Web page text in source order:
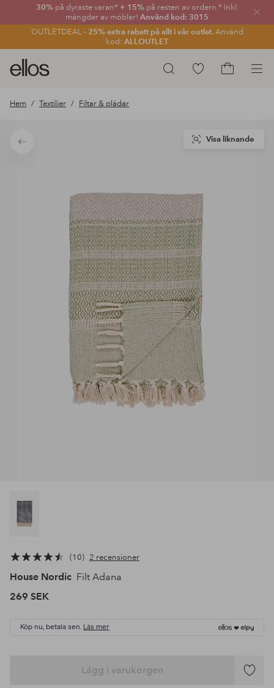
30% på dyraste varan* + 15% på resten av ordern.* Inkl.
mängder av möbler! Använd kod: 3015
OUTLETDEAL - 25% extra rabatt på allt i vår outlet.Använd
kod: ALLOUTLET
Sök
Ellos
logotyp
gå
förstasidan
Gå
Hem Textilier Filtar & plädar
Tillbaka
Visa liknande
10 2 recensioner
House Nordic Filt Adana
269 SEK
Köp nu, betala sen. Läs mer
Lägg i varukorgen
Lägg